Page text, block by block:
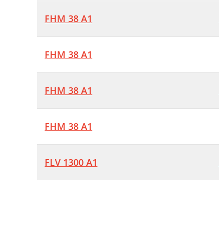
FHM 38 A1
FHM 38 A1
FHM 38 A1
FHM 38 A1
FLV 1300 A1